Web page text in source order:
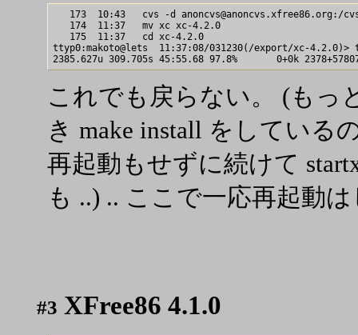
173  10:43   cvs -d anoncvs@anoncvs.xfree86.org:/
   174  11:37   mv xc xc-4.2.0
   175  11:37   cd xc-4.2.0
ttyp0:makoto@lets  11:37:08/031230(/export/xc-4.2.0)>
これでも戻らない。 (もっ
き make install をしている
再起動もせずに続けて
も ..) .. ここで一応再起動
#3 XFree86 4.1.0